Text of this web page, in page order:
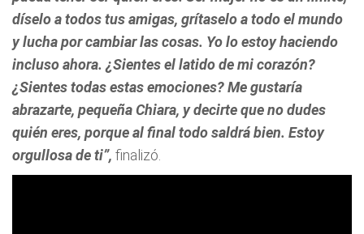
díselo a todos tus amigas, grítaselo a todo el mundo
y lucha por cambiar las cosas. Yo lo estoy haciendo
incluso ahora. ¿Sientes el latido de mi corazón?
¿Sientes todas estas emociones? Me gustaría
abrazarte, pequeña Chiara, y decirte que no dudes
quién eres, porque al final todo saldrá bien. Estoy
orgullosa de ti”, finalizó.